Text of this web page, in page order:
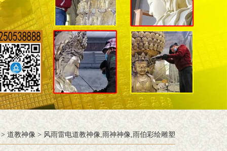
> 道教神像 > 风雨雷电道教神像,雨神神像,雨伯彩绘雕塑